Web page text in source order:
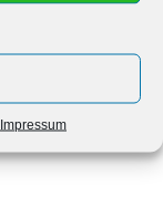
Impressum